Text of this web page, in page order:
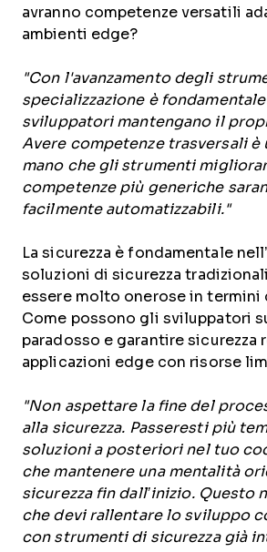
avranno competenze versatili
ambienti edge?
"Con l'avanzamento degli
specializzazione è
sviluppatori mantengano il
Avere competenze trasversali è
mano che gli strumenti
competenze più generiche
facilmente automatizzabili."
La sicurezza è fondamentale
soluzioni di sicurezza
essere molto onerose in termini
Come possono gli sviluppatori
paradosso e garantire sicurezza
applicazioni edge con risorse
"Non aspettare la fine del
alla sicurezza. Passeresti più
soluzioni a posteriori nel tuo
che mantenere una mentalità
sicurezza fin dall’inizio. Questo
che devi rallentare lo sviluppo
con strumenti di sicurezza già